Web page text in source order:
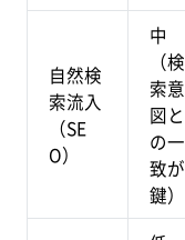
自然検
索流入
（SE
O）
中
（検
索意
図と
の一
致が
鍵）